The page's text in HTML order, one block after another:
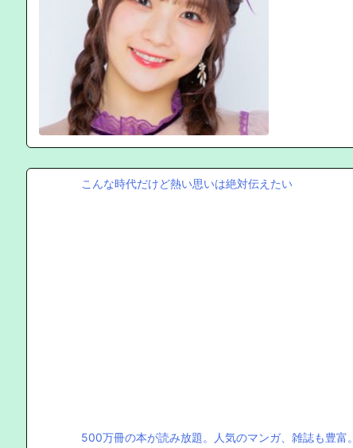
こんな時代だけど熱い思いは絶対伝えたい
500万冊の本が読み放題。人気のマンガ、雑誌も豊富。